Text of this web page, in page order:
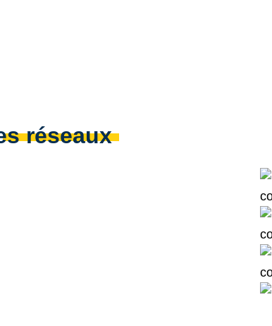
réseaux